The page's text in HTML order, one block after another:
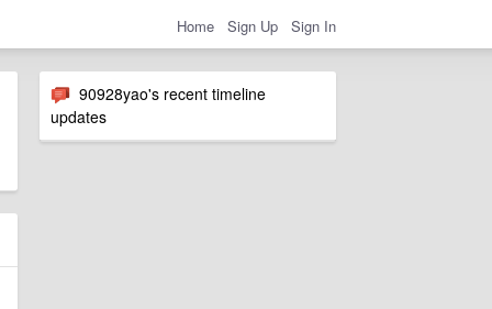
Home Sign Up Sign In
90928yao's recent timeline
updates